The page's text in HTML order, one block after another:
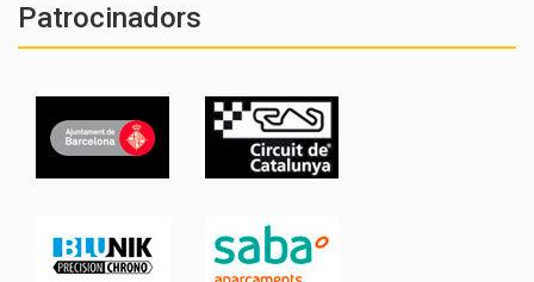
Patrocinadors